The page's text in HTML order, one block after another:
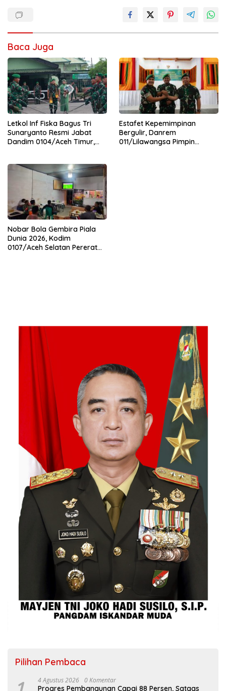
Baca Juga
Letkol Inf Fiska Bagus Tri
Sunaryanto Resmi Jabat
Dandim 0104/Aceh Timur,
0104/Atim
Estafet Kepemimpinan
Bergulir, Danrem
011/Lilawangsa Pimpin
Nobar Bola Gembira Piala
Dunia 2026, Kodim
0107/Aceh Selatan Pererat
Pilihan Pembaca
4 Agustus 2026 0 Komentar
Progres Pembangunan Capai 88 Persen, Satgas